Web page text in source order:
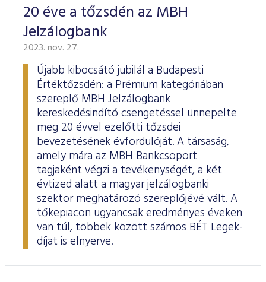
20 éve a tőzsdén az MBH
Jelzálogbank
2023. nov. 27.
Újabb kibocsátó jubilál a Budapesti
Értéktőzsdén: a Prémium kategóriában
szereplő MBH Jelzálogbank
kereskedésindító csengetéssel ünnepelte
meg 20 évvel ezelőtti tőzsdei
bevezetésének évfordulóját. A társaság,
amely mára az MBH Bankcsoport
tagjaként végzi a tevékenységét, a két
évtized alatt a magyar jelzálogbanki
szektor meghatározó szereplőjévé vált. A
tőkepiacon ugyancsak eredményes éveken
van túl, többek között számos BÉT Legek-
díjat is elnyerve.